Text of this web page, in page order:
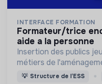
INTERFACE FORMATION
formateur/trice encadrant/e technique
aide a la personne
Insertion des publics
métiers de
et de l'aide à la personne
💡 Structure de l’ESS